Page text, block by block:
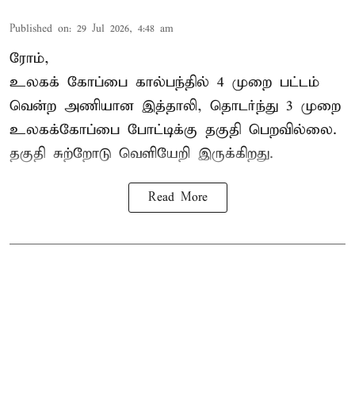
Published on: 29 Jul 2026, 4:48 am
ரோம்,
உலகக் கோப்பை கால்பந்தில் 4 முறை பட்டம்
வென்ற அணியான இத்தாலி, தொடர்ந்து 3 முறை
உலகக்கோப்பை போட்டிக்கு தகுதி பெறவில்லை.
தகுதி சுற்றோடு வெளியேறி இருக்கிறது.
Read More